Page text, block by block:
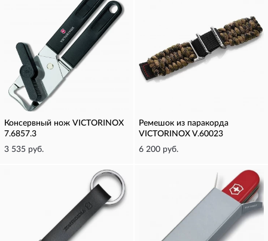
Консервный нож VICTORINOX
7.6857.3
3 535 руб.
Ремешок из паракорда
VICTORINOX V.60023
6 200 руб.